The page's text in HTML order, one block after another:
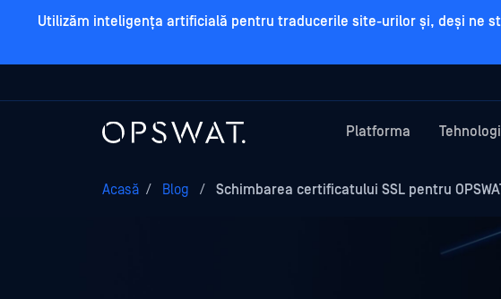
Utilizăm inteligența artificială pentru traducerile site-urilor și, deși ne
Platforma
Acasă / Blog / Schimbarea certificatului SSL pentru